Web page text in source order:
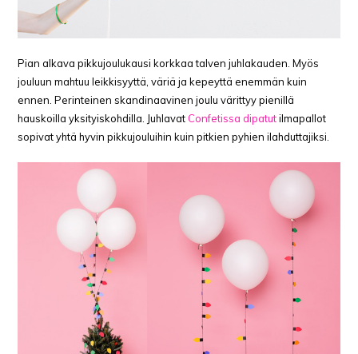
Pian alkava pikkujoulukausi korkkaa talven juhlakauden. Myös
jouluun mahtuu leikkisyyttä, väriä ja kepeyttä enemmän kuin
ennen. Perinteinen skandinaavinen joulu värittyy pienillä
hauskoilla yksityiskohdilla. Juhlavat Confetissa dipatutilmapallot
sopivat yhtä hyvin pikkujouluihin kuin pitkien pyhien ilahduttajiksi.